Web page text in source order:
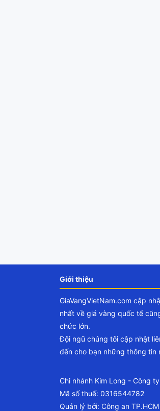
Giới thiệu
GiaVangVietNam.com cập
nhất về giá vàng quốc tế
chức lớn.
Đội ngũ chúng tôi cập nhật
đến cho bạn những thông tin
Chi nhánh Kim Long - Công ty
Mã số thuế: 0316544782
Quản lý bởi: Công an TP.HCM